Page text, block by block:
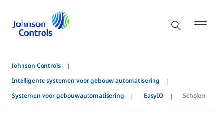
Johnson Controls
Intelligente systemen voor gebouw automatisering
Systemen voor gebouwautomatisering
EasyIO Scholen